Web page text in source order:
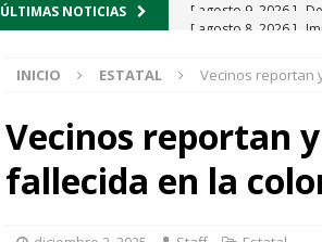
ÚLTIMAS NOTICIAS [ agosto 8, 2026 ]
[ agosto 8, 2026 ]
ESTATAL
INICIO ESTATAL Vecinos reportan
Vecinos reportan
fallecida en la